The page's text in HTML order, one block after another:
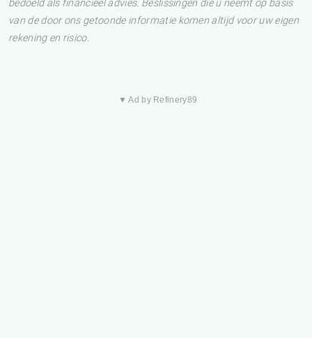
bedoeld als financieel advies. Beslissingen die u neemt op basis
van de door ons getoonde informatie komen altijd voor uw eigen
rekening en risico.
▼ Ad by Refinery89